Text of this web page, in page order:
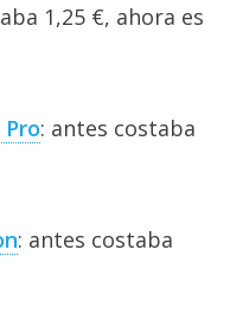
1,25 €, ahora es
Pro: antes costaba
: antes costaba